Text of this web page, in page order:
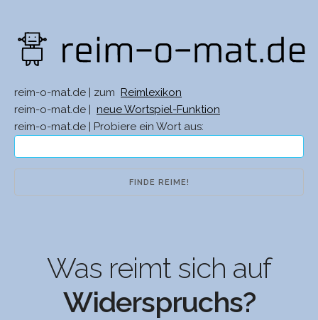
reim-o-mat.de | zum
Reimlexikon
reim-o-mat.de |
neue Wortspiel-Funktion
reim-o-mat.de | Probiere ein Wort aus:
Was reimt sich auf
Widerspruchs?